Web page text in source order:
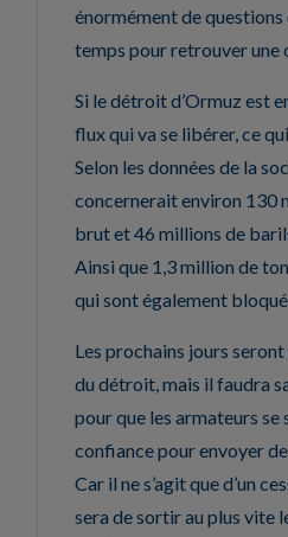
énormément de
temps pour retrouver une
Si le détroit d’Ormuz est
flux qui va se libérer, ce
Selon les données de la
concernerait environ 130
brut et 46 millions de
Ainsi que 1,3 million de
qui sont également
Les prochains jours
du détroit, mais il faudra
pour que les armateurs se
confiance pour envoyer
Car il ne s’agit que d’un
sera de sortir au plus vite